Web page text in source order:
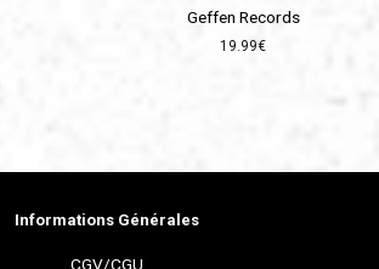
Geffen Records
Prix
19.99€
Informations Générales
CGV/CGU